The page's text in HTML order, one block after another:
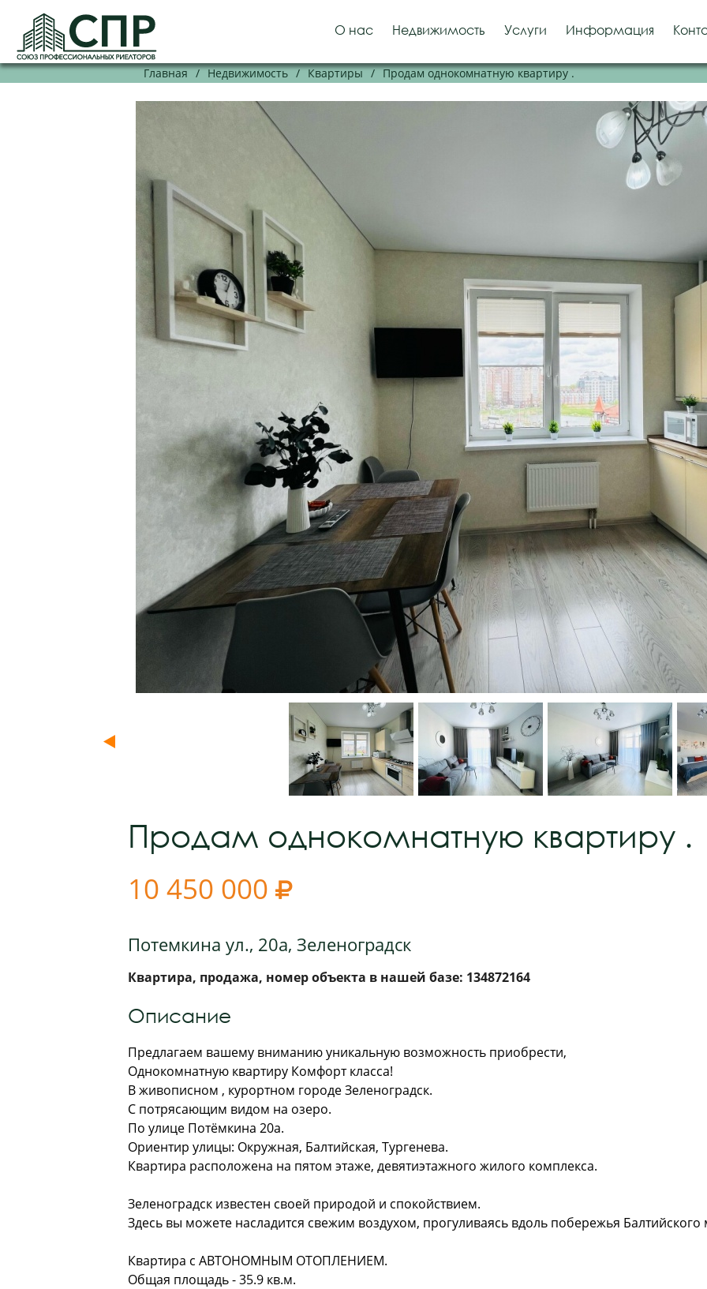
О нас Недвижимость Услуги Информация
Главная / Недвижимость / Квартиры / Продам однокомнатную квартиру .
Продам однокомнатную квартиру .
10 450 000 
Потемкина ул., 20а, Зеленоградск
Квартира, продажа, номер объекта в нашей базе: 134872164
Описание
Предлагаем вашему вниманию уникальную возможность приобрести,
Однокомнатную квартиру Комфорт класса!
В живописном , курортном городе Зеленоградск.
С потрясающим видом на озеро.
По улице Потёмкина 20а.
Ориентир улицы: Окружная, Балтийская, Тургенева.
Квартира расположена на пятом этаже, девятиэтажного жилого комплекса.
Зеленоградск известен своей природой и спокойствием.
Здесь вы можете насладится свежим воздухом, прогуливаясь вдоль побережья Балтийского
Квартира с АВТОНОМНЫМ ОТОПЛЕНИЕМ.
Общая площадь - 35.9 кв.м.